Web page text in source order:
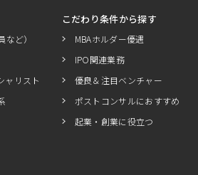
ど）
ャリスト
こだわり条件から探す
MBAホルダー優遇
IPO関連業務
優良＆注目ベンチャー
ポストコンサルにおすすめ
起業・創業に役立つ